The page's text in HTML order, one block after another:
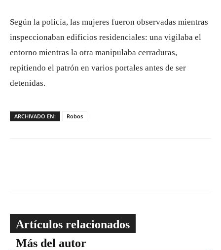
Según la policía, las mujeres fueron observadas mientras
inspeccionaban edificios residenciales: una vigilaba el
entorno mientras la otra manipulaba cerraduras,
repitiendo el patrón en varios portales antes de ser
detenidas.
ARCHIVADO EN: Robos
Artículos relacionados
Más del autor